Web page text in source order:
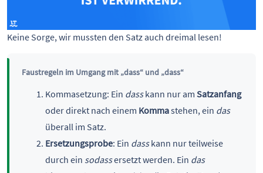
Keine Sorge, wir mussten den Satz auch dreimal lesen!
Faustregeln im Umgang mit „dass“ und „dass“
Kommasetzung: Ein dasskann nur am Satzanfang
oder direkt nach einem Kommastehen, ein das
überall im Satz.
Ersetzungsprobe: Ein dasskann nur teilweise
durch ein sodassersetzt werden. Ein das